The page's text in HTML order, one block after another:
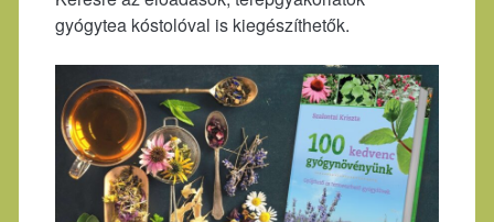
gyógytea kóstolóval is kiegészíthetők.